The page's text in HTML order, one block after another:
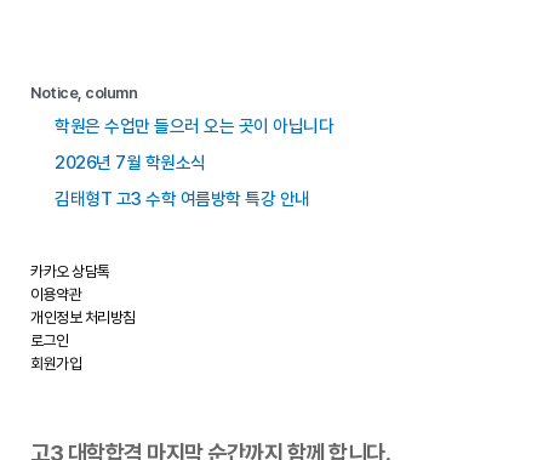
Notice, column
학원은 수업만 들으러 오는 곳이 아닙니다
2026년 7월 학원소식
김태형T 고3 수학 여름방학 특강 안내
카카오 상담톡
이용약관
개인정보 처리방침
로그인
회원가입
고3 대학합격 마지막 순간까지 함께 합니다.